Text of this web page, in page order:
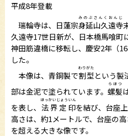
平成8年登載
瑞輪寺は、日蓮宗身延山久遠寺
みのぶさんくおんじ
久遠寺17世日新が、日本橋馬喰町
神田筋違橋に移転し、慶安2年（
した。
本像は、青銅製で割型
わりがた
という製
部は金泥で塗られています。 螺髪
らほつ
を表し、 法界定印
ほっかいじょういん
を結び、台座
高さは、約1メートルで、台座の
を超える大きな像です。